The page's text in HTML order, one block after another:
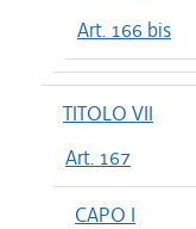
Art. 166 bis
TITOLO VII
Art. 167
CAPO I